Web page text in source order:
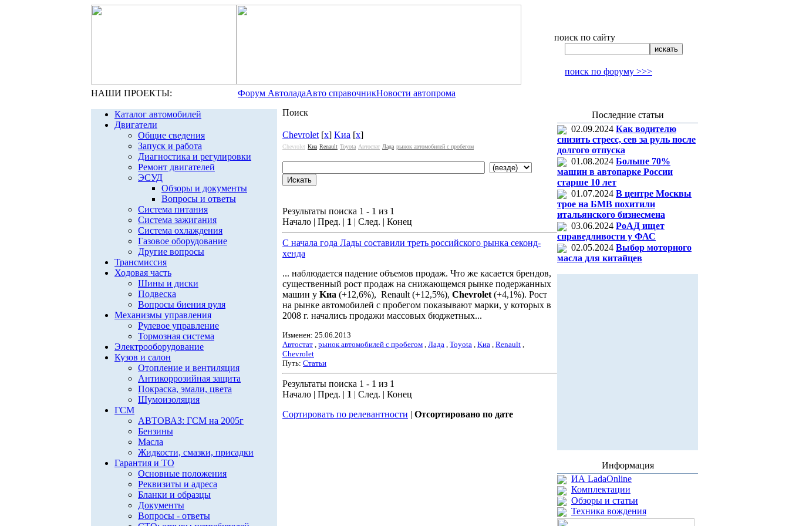
поиск по сайту
поиск по форуму >>>
НАШИ ПРОЕКТЫ: Форум АвтоладаАвто справочникНовости автопрома
Каталог автомобилей
Двигатели
Общие сведения
Запуск и работа
Диагностика и регулировки
Ремонт двигателей
ЭСУД
Обзоры и документы
Вопросы и ответы
Система питания
Система зажигания
Система охлаждения
Газовое оборудование
Другие вопросы
Трансмиссия
Ходовая часть
Шины и диски
Подвеска
Вопросы биения руля
Механизмы управления
Рулевое управление
Тормозная система
Электрооборудование
Кузов и салон
Отопление и вентиляция
Антикоррозийная защита
Покраска, эмали, цвета
Шумоизоляция
ГСМ
АВТОВАЗ: ГСМ на 2005г
Бензины
Масла
Жидкости, смазки, присадки
Гарантия и ТО
Основные положения
Реквизиты и адреса
Бланки и образцы
Документы
Вопросы - ответы
Поиск
Chevrolet [x] Kиа [x]
Chevrolet Kиа Renault Toyota Автостат Лада рынок автомобилей с пробегом
Результаты поиска 1 - 1 из 1
Начало | Пред. | 1 | След. | Конец
С начала года Лады составили треть российского рынка секонд-
хенда
... наблюдается падение объемов продаж. Что же касается брендов,
существенный рост продаж на снижающемся рынке подержанных
машин у Kиа (+12,6%), Renault (+12,5%), Chevrolet (+4,1%). Рост
на рынке автомобилей с пробегом показывают марки, у которых в
2008 г. начались продажи массовых бюджетных...
Изменен: 25.06.2013
Автостат , рынок автомобилей с пробегом , Лада , Toyota , Kиа , Renault ,
Chevrolet
Путь: Статьи
Результаты поиска 1 - 1 из 1
Начало | Пред. | 1 | След. | Конец
Сортировать по релевантности | Отсортировано по дате
Последние статьи
02.09.2024 Как водителю
снизить стресс, сев за руль после
долгого отпуска
01.08.2024 Больше 70%
машин в автопарке России
старше 10 лет
01.07.2024 В центре Москвы
трое на БМВ похитили
итальянского бизнесмена
03.06.2024 РоАД ищет
справедливости у ФАС
02.05.2024 Выбор моторного
масла для китайцев
Информация
ИА LadaOnline
Комплектации
Обзоры и статьи
Техника вождения